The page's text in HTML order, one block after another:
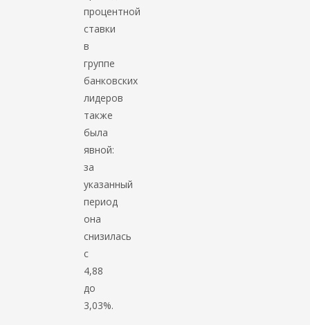
процентной
ставки
в
группе
банковских
лидеров
также
была
явной:
за
указанный
период
она
снизилась
с
4,88
до
3,03%.